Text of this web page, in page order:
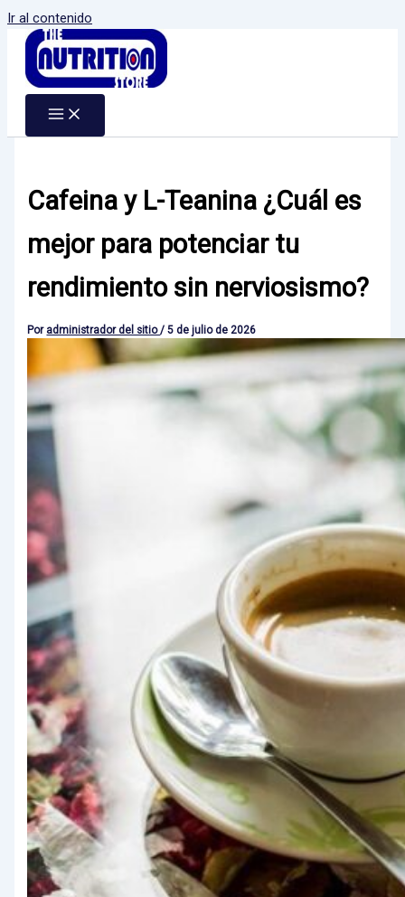
Ir al contenido
Cafeina y L-Teanina ¿Cuál es
mejor para potenciar tu
rendimiento sin nerviosismo?
Por administrador del sitio/5 de julio de 2026